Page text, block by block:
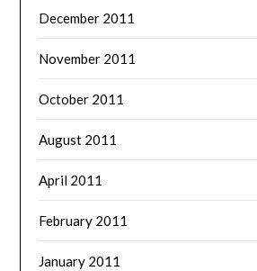
December 2011
November 2011
October 2011
August 2011
April 2011
February 2011
January 2011